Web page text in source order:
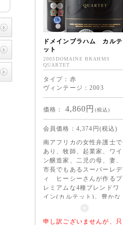
ドメインブラハム カルテ
ット
2003DOMAINE BRAHMS
QUARTET
タイプ：赤
ヴィンテージ：2003
価格： 4,860 円 (税込)
会員価格： 4,374 円(税込)
南アフリカの女性弁護士で
あり、牧師、起業家、ワイ
ン醸造家、二児の母、妻、
市長でもあるスーパーレデ
ィ ヒーシーさんが作るプ
レミアムな4種ブレンドワ
イン(カルテット)。豊かな
申し訳ございませんが、只